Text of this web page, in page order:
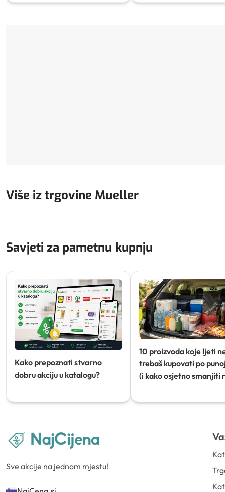
Više iz trgovine Mueller
Savjeti za pametnu kupnju
Kako prepoznati stvarno
dobru akciju u katalogu?
10 proizvoda koje ljeti
trebaš kupovati po
(i kako osjetno smanjiti
Sve akcije na jednom mjestu!